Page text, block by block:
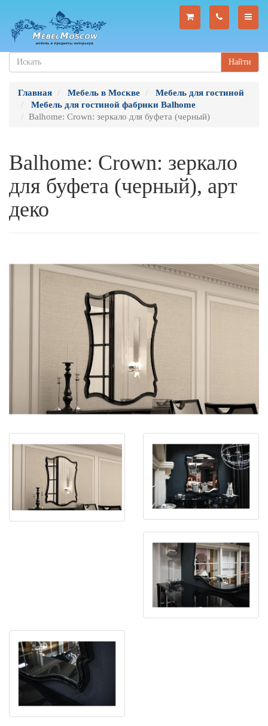
Найти
Главная Мебель в Москве
Мебель для гостиной
Мебель для гостиной фабрики Balhome
Balhome: Crown: зеркало для буфета (черный)
Balhome: Crown: зеркало
для буфета (черный), арт
деко